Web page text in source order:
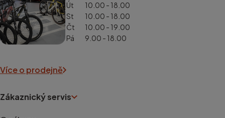
Út
10.00 - 18.00
St
10.00 - 18.00
Čt
10.00 - 19.00
Pá
9.00 - 18.00
Více o prodejně
Zákaznický servis